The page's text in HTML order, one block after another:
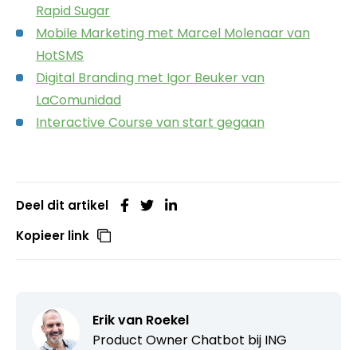
Rapid Sugar
Mobile Marketing met Marcel Molenaar van
HotSMS
Digital Branding met Igor Beuker van
LaComunidad
Interactive Course van start gegaan
Deel dit artikel
Kopieer link
Erik van Roekel
Product Owner Chatbot bij ING